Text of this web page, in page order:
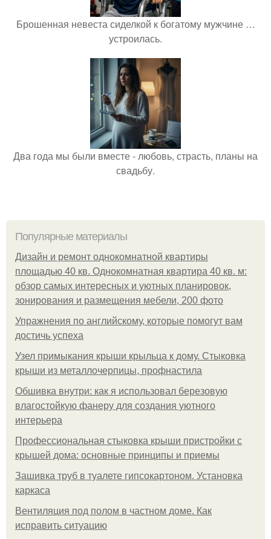
Брошенная невеста сиделкой к богатому мужчине …
устроилась.
Два года мы были вместе - любовь, страсть, планы на
свадьбу.
Популярные материалы
Дизайн и ремонт однокомнатной квартиры
площадью 40 кв. Однокомнатная квартира 40 кв. м:
обзор самых интересных и уютных планировок,
зонирования и размещения мебели, 200 фото
Упражнения по английскому, которые помогут вам
достичь успеха
Узел примыкания крыши крыльца к дому. Стыковка
крыши из металлочерпицы, профнастила
Обшивка внутри: как я использовал березовую
влагостойкую фанеру для создания уютного
интерьера
Профессиональная стыковка крыши пристройки с
крышей дома: основные принципы и приемы
Зашивка труб в туалете гипсокартоном. Установка
каркаса
Вентиляция под полом в частном доме. Как
исправить ситуацию